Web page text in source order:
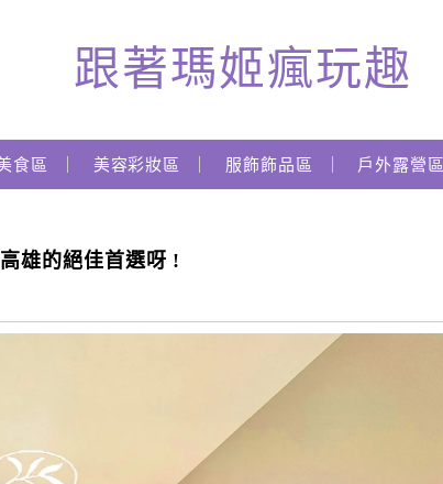
跟著瑪姬瘋玩趣
食區 美容彩妝區 服飾飾品區 戶外露營區
雄的絕佳首選呀 !